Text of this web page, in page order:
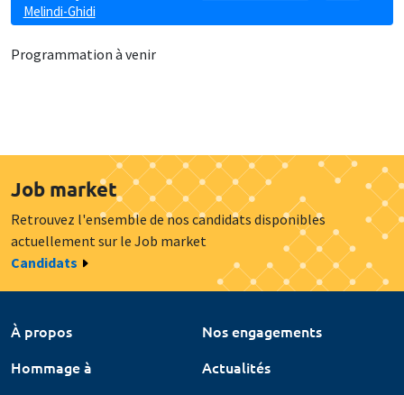
Melindi-Ghidi
Programmation à venir
Job market
Retrouvez l'ensemble de nos candidats disponibles
actuellement sur le Job market
Candidats
À propos
Nos engagements
Hommage à
Actualités